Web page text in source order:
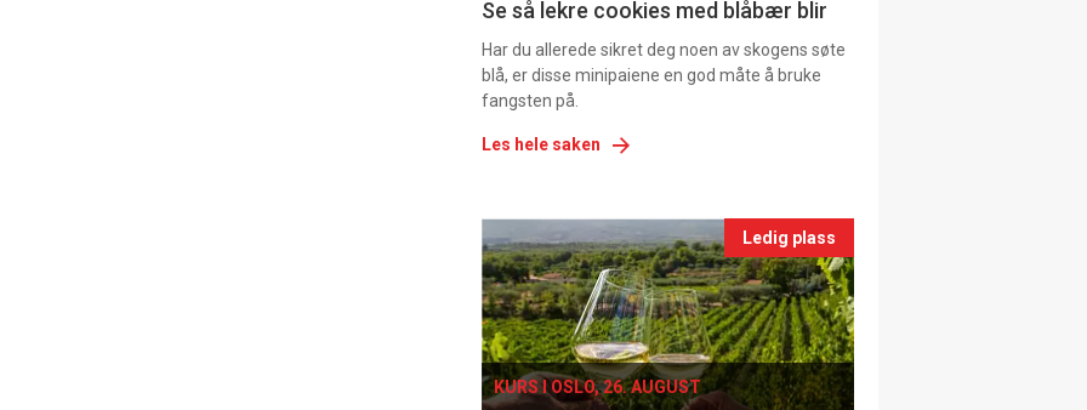
Ukens
vin
Se så lekre cookies med blåbær blir
Har du allerede sikret deg noen av skogens søte
blå, er disse minipaiene en god måte å bruke
fangsten på.
Les hele saken
Events
single
Ledig plass
KURS I OSLO, 26. AUGUST